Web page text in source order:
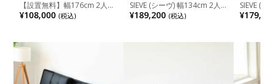
【設置無料】幅176cm 2人掛
け ソファ ARESSA カバーリン
グ ソファー 布張り クッショ
ボリー ルンバブル
¥108,000 (税込)
SIEVE (シーヴ) 幅134cm 2人
掛け ソファ クロッシング ロ
ーソファ 脚なし 木板フレー
¥189,200 (税込)
SIEVE (
掛け ソフ
ソファ ボ